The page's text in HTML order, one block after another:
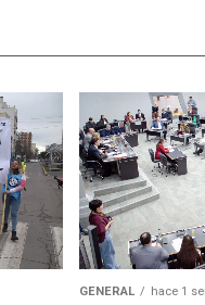
GENERAL hace 1